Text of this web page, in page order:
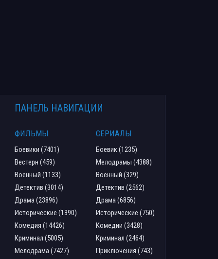
ПАНЕЛЬ НАВИГАЦИИ
ФИЛЬМЫ
Боевики (7401)
Вестерн (459)
Военный (1133)
Детектив (3014)
Драма (23896)
Исторические (1390)
Комедия (14426)
Криминал (5005)
Мелодрама (7427)
СЕРИАЛЫ
Боевик (1235)
Мелодрамы (4388)
Военный (329)
Детектив (2562)
Драма (6856)
Исторические (750)
Комедии (3428)
Криминал (2464)
Приключения (743)